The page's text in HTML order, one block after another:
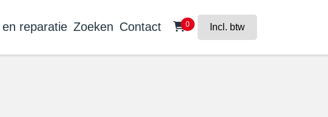
reparatie Zoeken Contact 0 Incl. btw